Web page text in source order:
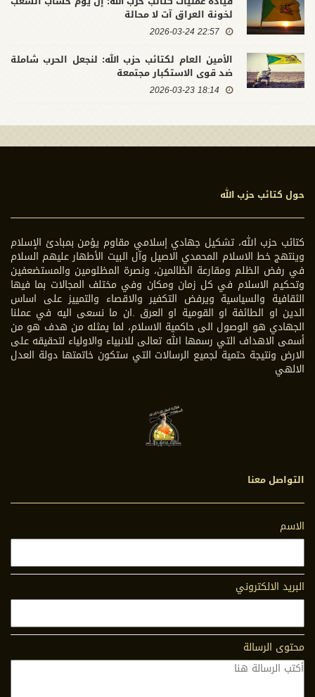
لخونة العراق آت لا محالة
22:57 2026-03-24
الأمين العام لكتائب حزب الله: لنجعل الحرب شاملة
ضد قوى الاستكبار مجتمعة
18:14 2026-03-23
حول كتائب حزب الله
كتائب حزب الله، تشكيل جهادي إسلامي مقاوم يؤمن بمبادئ الإسلام
وينتهج خط الاسلام المحمدي الاصيل وآل البيت الأطهار عليهم السلام
في رفض الظلم ومقارعة الظالمين، ونصرة المظلومين والمستضعفين
وتحكيم الاسلام في كل زمان ومكان وفي مختلف المجالات بما فيها
الثقافية والسياسية ويرفض التكفير والاقصاء والتمييز على اساس
الدين او الطائفة او القومية او العرق .ان ما نسعى اليه في عملنا
الجهادي هو الوصول الى حاكمية الاسلام، لما يمثله من هدف هو من
أسمى الاهداف التي رسمها الله تعالى للانبياء والاولياء لتحقيقه على
الارض ونتيجة حتمية لجميع الرسالات التي ستكون خاتمتها دولة العدل
الالهي
التواصل معنا
الاسم
البريد الالكتروني
محتوى الرسالة